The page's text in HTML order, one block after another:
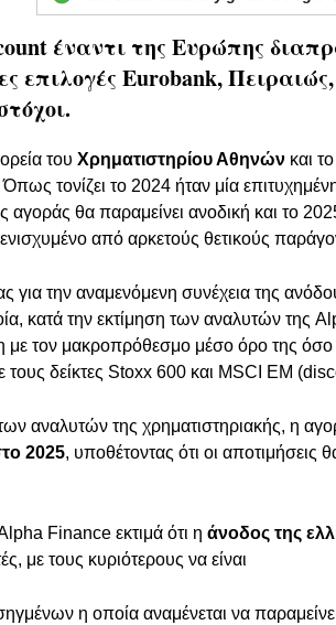
έναντι της Ευρώπης
επιλογές Eurobank,
του Χρηματιστηρίου Αθηνών και
Όπως τονίζει το 2024 ήταν μία
αγοράς θα παραμείνει ανοδική και το
από αρκετούς θετικούς
για την αναμενόμενη συνέχεια της
κατά την εκτίμηση των αναλυτών της
με τον μακροπρόθεσμο μέσο όρο της όσο
τους δείκτες Stoxx 600 και MSCI EM
αναλυτών της χρηματιστηριακής, η
2025, υποθέτοντας ότι οι αποτιμήσεις
Finance εκτιμά ότι η άνοδος της
με τους κυριότερους να είναι
η οποία αναμένεται να